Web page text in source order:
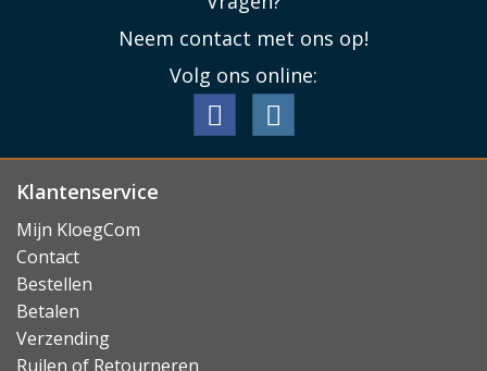
Neem contact met ons op!
Volg ons online:
Klantenservice
Mijn KloegCom
Contact
Bestellen
Betalen
Verzending
Ruilen of Retourneren